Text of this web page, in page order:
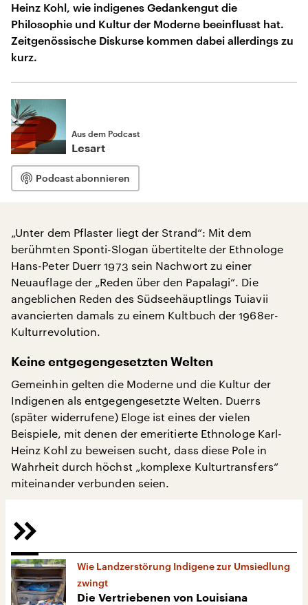
Heinz Kohl, wie indigenes Gedankengut die
Philosophie und Kultur der Moderne beeinflusst hat.
Zeitgenössische Diskurse kommen dabei allerdings zu
kurz.
Aus dem Podcast
Lesart
Podcast abonnieren
„Unter dem Pflaster liegt der Strand“: Mit dem
berühmten Sponti-Slogan übertitelte der Ethnologe
Hans-Peter Duerr 1973 sein Nachwort zu einer
Neuauflage der „Reden über den Papalagi“. Die
angeblichen Reden des Südseehäuptlings Tuiavii
avancierten damals zu einem Kultbuch der 1968er-
Kulturrevolution.
Keine entgegengesetzten Welten
Gemeinhin gelten die Moderne und die Kultur der
Indigenen als entgegengesetzte Welten. Duerrs
(später widerrufene) Eloge ist eines der vielen
Beispiele, mit denen der emeritierte Ethnologe Karl-
Heinz Kohl zu beweisen sucht, dass diese Pole in
Wahrheit durch höchst „komplexe Kulturtransfers“
miteinander verbunden seien.
Wie Landzerstörung Indigene zur Umsiedlung
zwingt
Die Vertriebenen von Louisiana